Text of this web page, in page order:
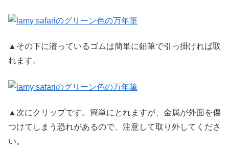
▲その下に潜っているゴムは簡単に鉛筆で引っ掛ければ取
れます。
▲次にクリップです。簡単にとれますが、金属が外面を傷
つけてしまう恐れがあるので、注意して取り外してくださ
い。